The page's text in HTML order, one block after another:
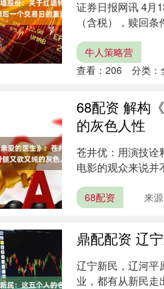
证券日报网讯 4月
（含税），赎回
牛人策略营
查看： 206 分类：
68配资 解构
的灰色人性
苍井优：用演技诠
电影的观众来说并
68配资 来
鼎配配资 辽
辽宁新民，辽河平
业，都有从新民走